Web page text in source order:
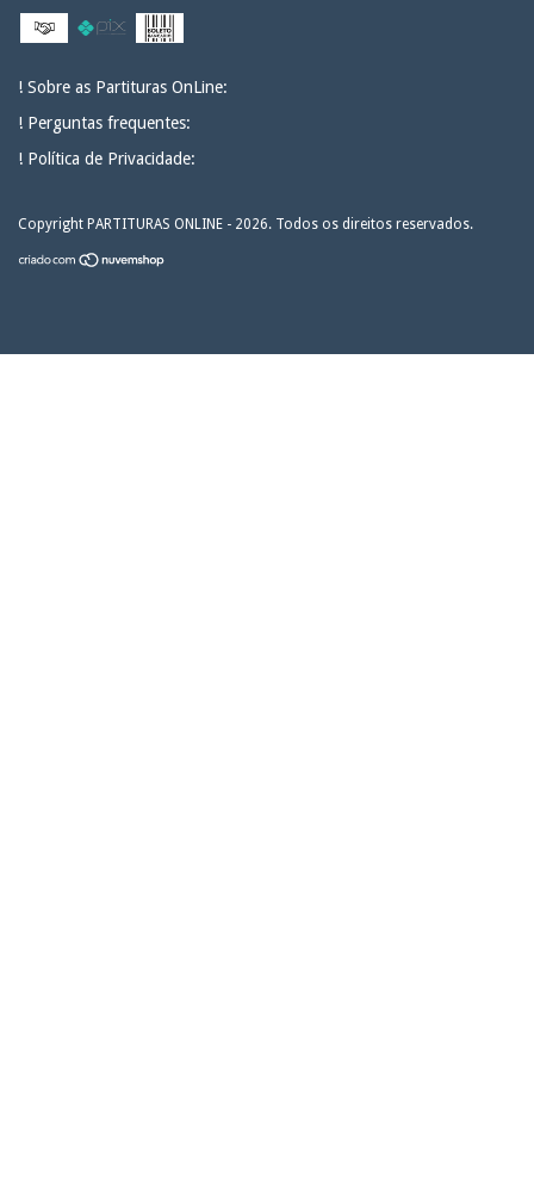
! Sobre as Partituras OnLine:
! Perguntas frequentes:
! Política de Privacidade:
Copyright PARTITURAS ONLINE - 2026. Todos os direitos reservados.